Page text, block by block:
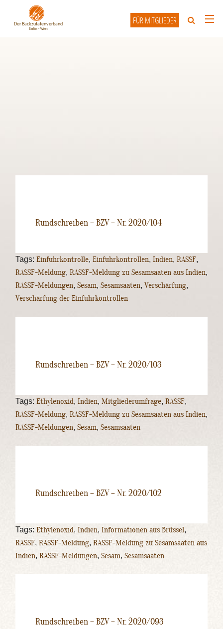
FÜR MITGLIEDER
Rundschreiben – BZV – Nr. 2020/104
Tags: Einfuhrkontrolle, Einfuhrkontrollen, Indien, RASSF,
RASSF-Meldung, RASSF-Meldung zu Sesamsaaten aus Indien,
RASSF-Meldungen, Sesam, Sesamsaaten,Verschärfung,
Verschärfung der Einfuhrkontrollen
Rundschreiben – BZV – Nr. 2020/103
Tags: Ethylenoxid, Indien, Mitgliederumfrage, RASSF,
RASSF-Meldung, RASSF-Meldung zu Sesamsaaten aus Indien,
RASSF-Meldungen, Sesam, Sesamsaaten
Rundschreiben – BZV – Nr. 2020/102
Tags: Ethylenoxid, Indien, Informationen aus Brüssel,
RASSF, RASSF-Meldung, RASSF-Meldung zu Sesamsaaten aus
Indien, RASSF-Meldungen, Sesam, Sesamsaaten
Rundschreiben – BZV – Nr. 2020/093